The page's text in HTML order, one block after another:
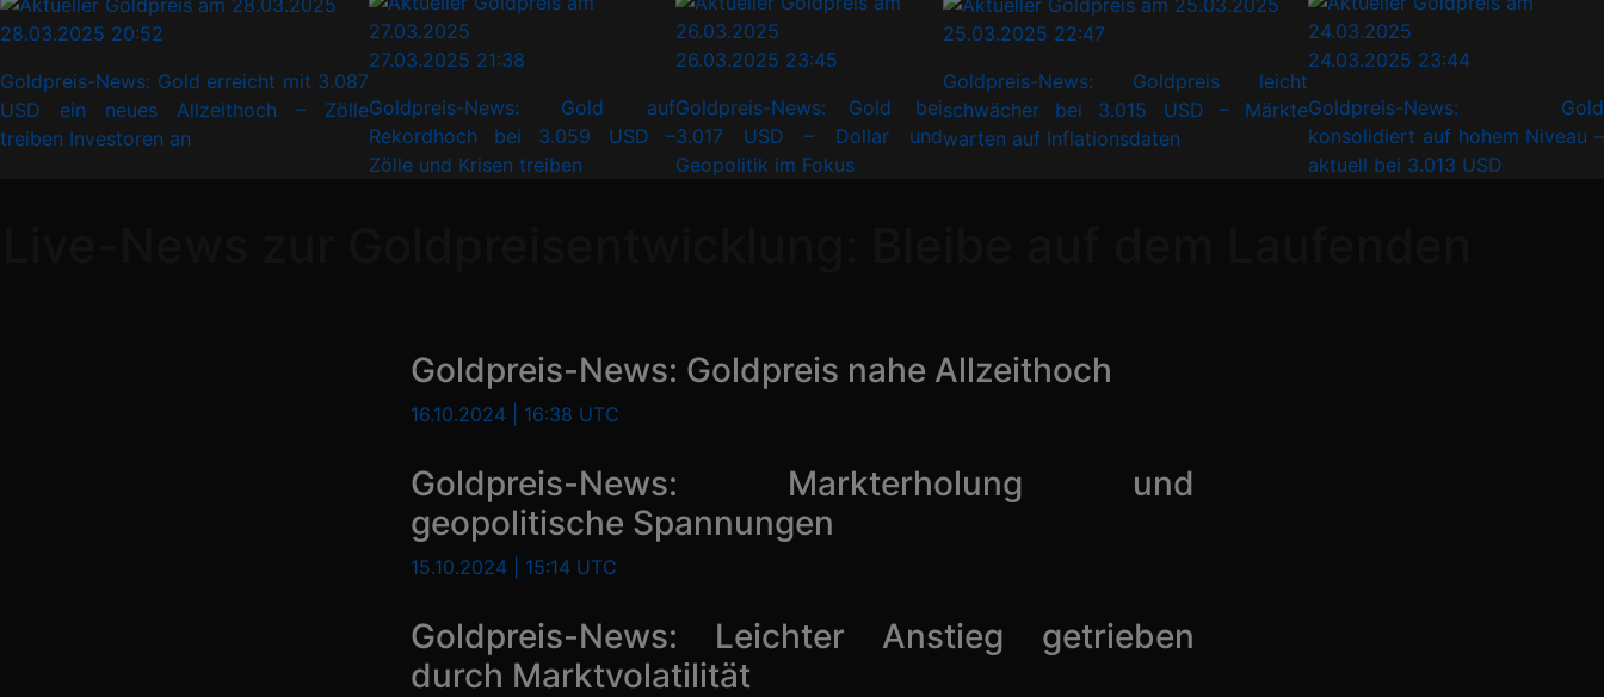
28.03.2025 20:52
Goldpreis-News: Gold erreicht mit 3.087
USD ein neues Allzeithoch – Zölle
treiben Investoren an
27.03.2025 21:38
Goldpreis-News: Gold auf
Rekordhoch bei 3.059 USD –
Zölle und Krisen treiben
26.03.2025 23:45
Goldpreis-News: Gold bei
3.017 USD – Dollar und
Geopolitik im Fokus
25.03.2025 22:47
Goldpreis-News: Goldpreis leicht
schwächer bei 3.015 USD – Märkte
warten auf Inflationsdaten
24.03.2025 23:44
Goldpreis-News: Gold
konsolidiert auf hohem Niveau –
aktuell bei 3.013 USD
Goldpreis-News: Goldpreis nahe Allzeithoch
16.10.2024 | 16:38 UTC
Goldpreis-News: Markterholung und
geopolitische Spannungen
15.10.2024 | 15:14 UTC
Goldpreis-News: Leichter Anstieg getrieben
durch Marktvolatilität